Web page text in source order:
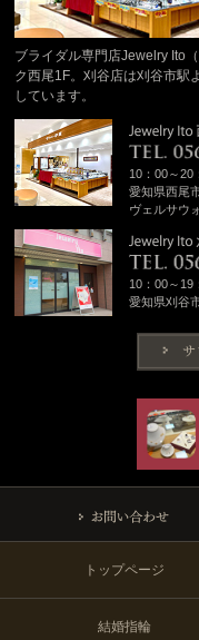
ブライダル専門店Jewelry Ito
ク西尾1F。刈谷店は刈谷市駅
しています。
10：00～20
愛知県西尾
ヴェルサウ
10：00～19
愛知県刈谷
トップページ
結婚指輪